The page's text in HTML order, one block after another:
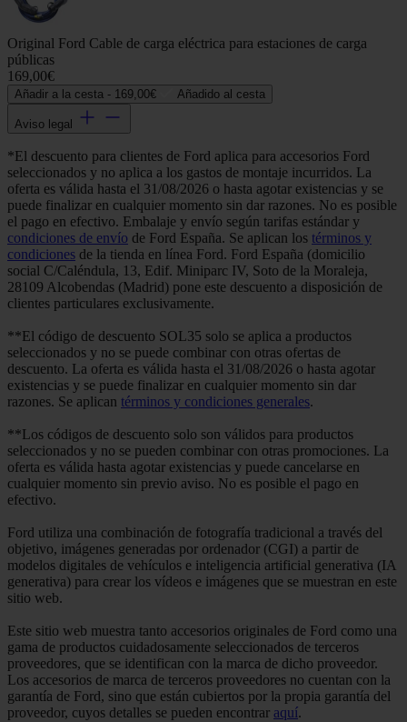
Original Ford Cable de carga eléctrica para estaciones de carga
públicas
169,00€
Añadir a la cesta - 169,00€ Añadido al cesta
Aviso legal
*El descuento para clientes de Ford aplica para accesorios Ford
seleccionados y no aplica a los gastos de montaje incurridos. La
oferta es válida hasta el 31/08/2026 o hasta agotar existencias y se
puede finalizar en cualquier momento sin dar razones. No es posible
el pago en efectivo. Embalaje y envío según tarifas estándar y
condiciones de envío de Ford España. Se aplican los términos y
condiciones de la tienda en línea Ford. Ford España (domicilio
social C/Caléndula, 13, Edif. Miniparc IV, Soto de la Moraleja,
28109 Alcobendas (Madrid) pone este descuento a disposición de
clientes particulares exclusivamente.
**El código de descuento SOL35 solo se aplica a productos
seleccionados y no se puede combinar con otras ofertas de
descuento. La oferta es válida hasta el 31/08/2026 o hasta agotar
existencias y se puede finalizar en cualquier momento sin dar
razones. Se aplican términos y condiciones generales.
**Los códigos de descuento solo son válidos para productos
seleccionados y no se pueden combinar con otras promociones. La
oferta es válida hasta agotar existencias y puede cancelarse en
cualquier momento sin previo aviso. No es posible el pago en
efectivo.
Ford utiliza una combinación de fotografía tradicional a través del
objetivo, imágenes generadas por ordenador (CGI) a partir de
modelos digitales de vehículos e inteligencia artificial generativa (IA
generativa) para crear los vídeos e imágenes que se muestran en este
sitio web.
Este sitio web muestra tanto accesorios originales de Ford como una
gama de productos cuidadosamente seleccionados de terceros
proveedores, que se identifican con la marca de dicho proveedor.
Los accesorios de marca de terceros proveedores no cuentan con la
garantía de Ford, sino que están cubiertos por la propia garantía del
proveedor, cuyos detalles se pueden encontrar aquí.